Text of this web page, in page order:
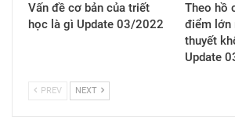
Vấn đề cơ bản của triết
học là gì Update 03/2022
Theo hồ
điểm lớn
thuyết
Update
PREV NEXT